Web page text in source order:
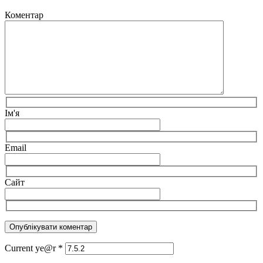
Коментар
Ім'я
Email
Сайт
Current ye@r *